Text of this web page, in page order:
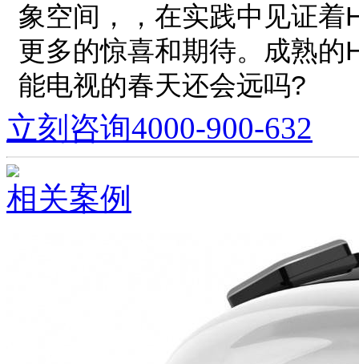
象空间，，在实践中见证
更多的惊喜和期待。成熟
能电视的春天还会远吗?
立刻咨询4000-900-632
相关案例